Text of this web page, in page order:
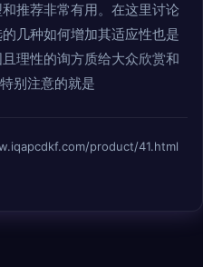
推荐非常有用。在这里讨论
几种如何增加其适应性也是
理性的询方质给大众欣赏和
别注意的就是
product/41.html